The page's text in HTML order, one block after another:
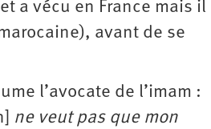
a vécu en France mais il
avant de se
l’avocate de l’imam :
ne veut pas que mon